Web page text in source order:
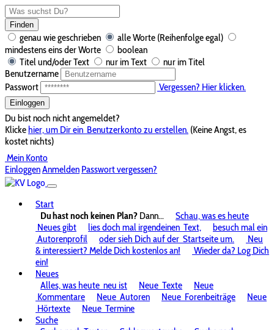
Finden
genau wie geschrieben
alle Worte (Reihenfolge egal)
mindestens eins der Worte
boolean
Titel und/oder Text
nur im Text
nur im Titel
Benutzername
Passwort
Vergessen? Hier klicken.
Einloggen
Du bist noch nicht angemeldet?
Klickehier, um Dir ein Benutzerkonto zu erstellen. (Keine Angst, es
kostet nichts)
Mein Konto
EinloggenAnmelden Passwort vergessen?
Start
Du hast noch keinen Plan? Dann...
Schau, was es heute
Neues gibt
lies doch mal irgendeinen Text,
besuch mal ein
Autorenprofil
oder sieh Dich auf der Startseite um.
Neu
& interessiert? Melde Dich kostenlos an!
Wieder da? Log Dich
ein!
Neues
Alles, was heute neu ist Neue Texte
Neue
Kommentare
Neue Autoren Neue Forenbeiträge
Neue
Hörtexte
Neue Termine
Suche